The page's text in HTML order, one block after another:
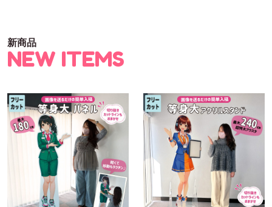
新商品
NEW ITEMS